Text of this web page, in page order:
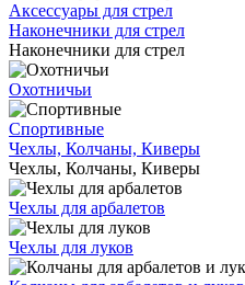
Аксессуары для стрел
Наконечники для стрел
Наконечники для стрел
Охотничьи
Спортивные
Чехлы, Колчаны, Киверы
Чехлы, Колчаны, Киверы
Чехлы для арбалетов
Чехлы для луков